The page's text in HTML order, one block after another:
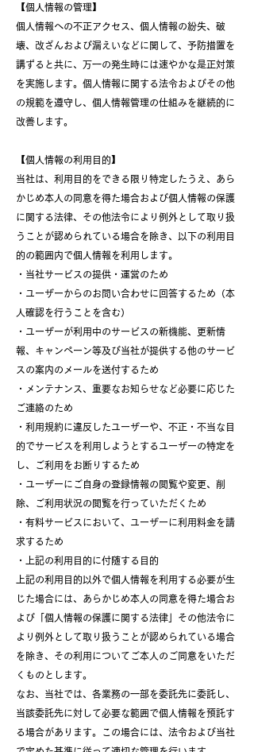
【個人情報の管理】
個人情報への不正アクセス、個人情報の紛失、破
壊、改ざんおよび漏えいなどに関して、予防措置を
講ずると共に、万一の発生時には速やかな是正対策
を実施します。個人情報に関する法令およびその他
の規範を遵守し、個人情報管理の仕組みを継続的に
改善します。
【個人情報の利用目的】
当社は、利用目的をできる限り特定したうえ、あら
かじめ本人の同意を得た場合および個人情報の保護
に関する法律、その他法令により例外として取り扱
うことが認められている場合を除き、以下の利用目
的の範囲内で個人情報を利用します。
・当社サービスの提供・運営のため
・ユーザーからのお問い合わせに回答するため（本
人確認を行うことを含む）
・ユーザーが利用中のサービスの新機能、更新情
報、キャンペーン等及び当社が提供する他のサービ
スの案内のメールを送付するため
・メンテナンス、重要なお知らせなど必要に応じた
ご連絡のため
・利用規約に違反したユーザーや、不正・不当な目
的でサービスを利用しようとするユーザーの特定を
し、ご利用をお断りするため
・ユーザーにご自身の登録情報の閲覧や変更、削
除、ご利用状況の閲覧を行っていただくため
・有料サービスにおいて、ユーザーに利用料金を請
求するため
・上記の利用目的に付随する目的
上記の利用目的以外で個人情報を利用する必要が生
じた場合には、あらかじめ本人の同意を得た場合お
よび「個人情報の保護に関する法律」その他法令に
より例外として取り扱うことが認められている場合
を除き、その利用についてご本人のご同意をいただ
くものとします。
なお、当社では、各業務の一部を委託先に委託し、
当該委託先に対して必要な範囲で個人情報を預託す
る場合があります。この場合には、法令および当社